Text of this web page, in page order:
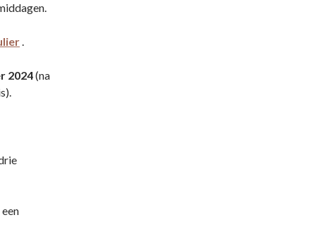
.
2024(na